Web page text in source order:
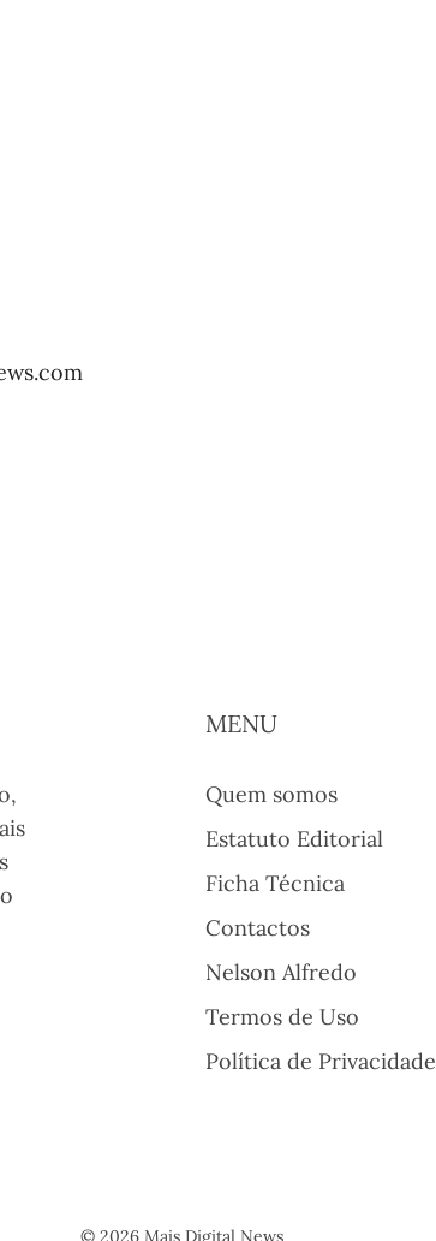
MENU
Quem somos
Estatuto Editorial
Ficha Técnica
Contactos
Nelson Alfredo
Termos de Uso
Política de Privacidade
© 2026 Mais Digital News